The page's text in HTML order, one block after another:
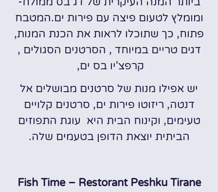
ומומלץ לטעום פיצה עם פירות ים.המטבח
פתוח, כך שתוכלו לראות את הכנת המנות,
דגים טריים במיוחד , הסרטנים הסגולים ,
קרפצ'יו בס ים,
יש אפילו מנות של סרטנים מבושלים אל
דנטה, ריזוטו פירות ים, סרטנים קלויים
טעימים, וקינוח הבית היא עוגת התפוזים
הביתית יוצאת הדופן בטעמים שלה.
Fish Time – Restorant Peshku Tirane